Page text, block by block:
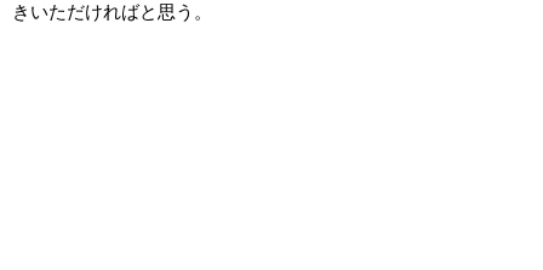
きいただければと思う。